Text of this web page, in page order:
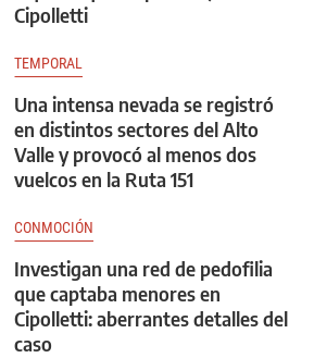
Cipolletti
TEMPORAL
Una intensa nevada se registró
en distintos sectores del Alto
Valle y provocó al menos dos
vuelcos en la Ruta 151
CONMOCIÓN
Investigan una red de pedofilia
que captaba menores en
Cipolletti: aberrantes detalles del
caso